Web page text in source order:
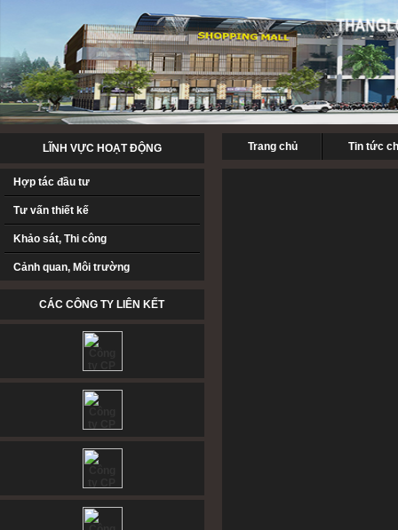
LĨNH VỰC HOẠT ĐỘNG Trang chủ Tin tức
Hợp tác đầu tư
Tư vấn thiết kế
Khảo sát, Thi công
Cảnh quan, Môi trường
CÁC CÔNG TY LIÊN KẾT